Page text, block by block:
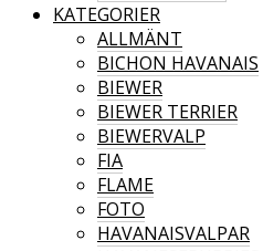
KATEGORIER
ALLMÄNT
BICHON HAVANAIS
BIEWER
BIEWER TERRIER
BIEWERVALP
FIA
FLAME
FOTO
HAVANAISVALPAR